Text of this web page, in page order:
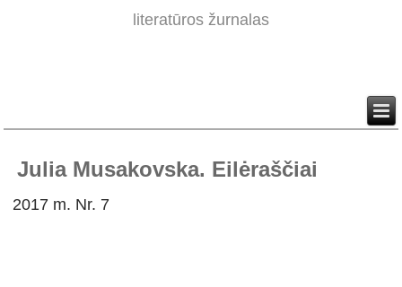
literatūros žurnalas
Julia Musakovska. Eilėraščiai
2017 m. Nr. 7